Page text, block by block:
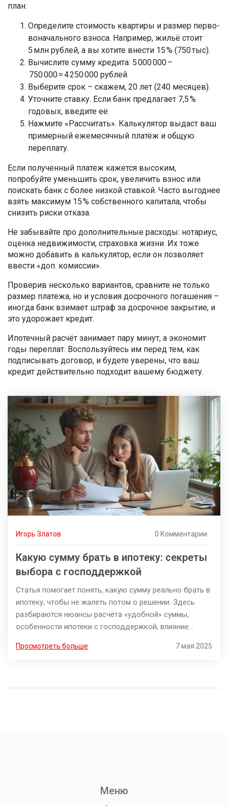
план:
Определите стоимость квартиры и размер перво­
воначального взноса. Например, жильё стоит
5 млн рублей, а вы хотите внести 15 % (750 тыс).
Вычислите сумму кредита: 5 000 000 –
750 000 = 4 250 000 рублей.
Выберите срок – скажем, 20 лет (240 месяцев).
Уточните ставку. Если банк предлагает 7,5 %
годовых, введите её.
Нажмите «Рассчитать». Калькулятор выдаст ваш
примерный ежемесячный платёж и общую
переплату.
Если полученный платеж кажется высоким,
попробуйте уменьшить срок, увеличить взнос или
поискать банк с более низкой ставкой. Часто выгоднее
взять максимум 15 % собственного капитала, чтобы
снизить риски отказа.
Не забывайте про дополнительные расходы: нотариус,
оценка недвижимости, страховка жизни. Их тоже
можно добавить в калькулятор, если он позволяет
ввести «доп. комиссии».
Проверив несколько вариантов, сравните не только
размер платежа, но и условия досрочного погашения –
иногда банк взимает штраф за досрочное закрытие, и
это удорожает кредит.
Ипотечный расчёт занимает пару минут, а экономит
годы переплат. Воспользуйтесь им перед тем, как
подписывать договор, и будете уверены, что ваш
кредит действительно подходит вашему бюджету.
Игорь Златов 0 Комментарии
Какую сумму брать в ипотеку: секреты
выбора с господдержкой
Статья помогает понять, какую сумму реально брать в
ипотеку, чтобы не жалеть потом о решении. Здесь
разбираются нюансы расчёта «удобной» суммы,
особенности ипотеки с господдержкой, влияние
новичков. Приведены конкретные советы и реальные
воспользоваться господдержкой для покупки жилья.
Просмотреть больше 7 мая 2025
Меню